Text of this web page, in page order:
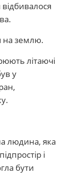
на землю.
літаючі
у
людина, яка
і
бути